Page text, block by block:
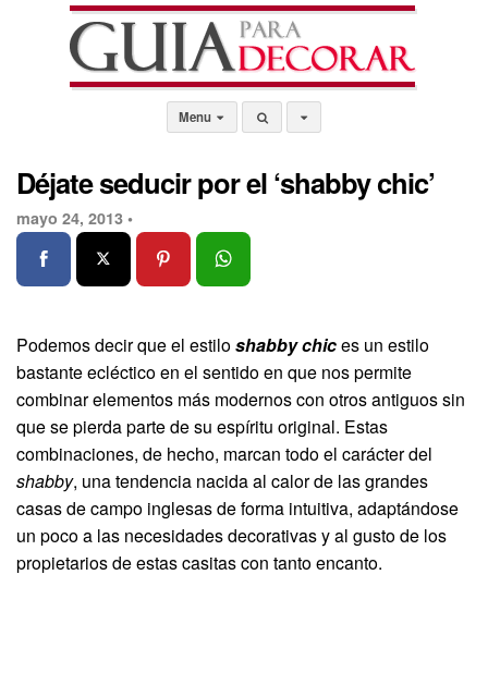
Menu
Déjate seducir por el ‘shabby chic’
mayo 24, 2013 •
Podemos decir que el estilo shabby chices un estilo
bastante ecléctico en el sentido en que nos permite
combinar elementos más modernos con otros antiguos sin
que se pierda parte de su espíritu original. Estas
combinaciones, de hecho, marcan todo el carácter del
shabby, una tendencia nacida al calor de las grandes
casas de campo inglesas de forma intuitiva, adaptándose
un poco a las necesidades decorativas y al gusto de los
propietarios de estas casitas con tanto encanto.